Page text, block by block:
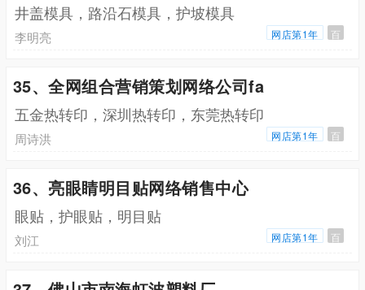
井盖模具，路沿石模具，护坡模具
李明亮 网店第1年 百
35、全网组合营销策划网络公司fa
五金热转印，深圳热转印，东莞热转印
周诗洪 网店第1年 百
36、亮眼睛明目贴网络销售中心
眼贴，护眼贴，明目贴
刘江 网店第1年 百